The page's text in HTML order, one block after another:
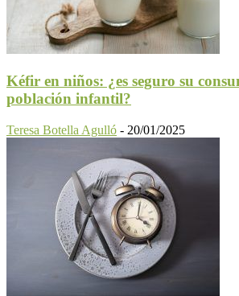
Kéfir en niños: ¿es seguro su
población infantil?
Teresa Botella Agulló - 20/01/2025